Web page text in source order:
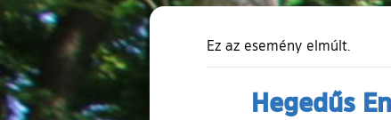
Ez az esemény elmúlt.
Hegedűs